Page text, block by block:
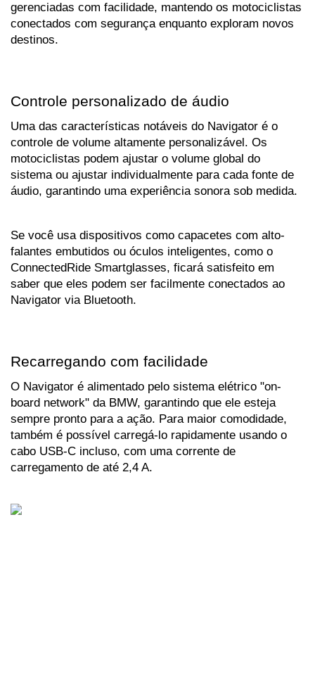
gerenciadas com facilidade, mantendo os motociclistas
conectados com segurança enquanto exploram novos
destinos.
Controle personalizado de áudio
Uma das características notáveis do Navigator é o
controle de volume altamente personalizável. Os
motociclistas podem ajustar o volume global do
sistema ou ajustar individualmente para cada fonte de
áudio, garantindo uma experiência sonora sob medida.
Se você usa dispositivos como capacetes com alto-
falantes embutidos ou óculos inteligentes, como o
ConnectedRide Smartglasses, ficará satisfeito em
saber que eles podem ser facilmente conectados ao
Navigator via Bluetooth.
Recarregando com facilidade
O Navigator é alimentado pelo sistema elétrico "on-
board network" da BMW, garantindo que ele esteja
sempre pronto para a ação. Para maior comodidade,
também é possível carregá-lo rapidamente usando o
cabo USB-C incluso, com uma corrente de
carregamento de até 2,4 A.